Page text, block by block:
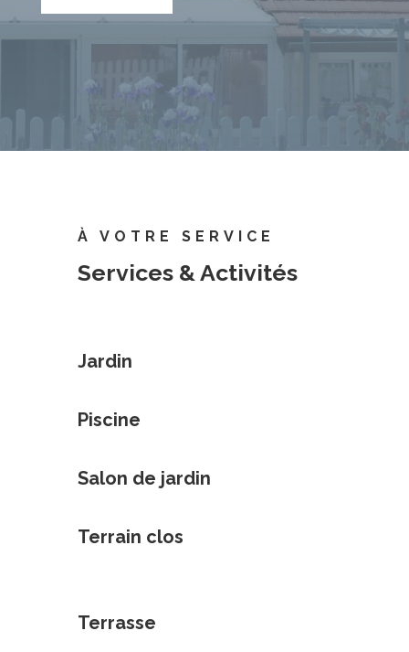
À VOTRE SERVICE
Services & Activités
Jardin
Piscine
Salon de jardin
Terrain clos
Terrasse